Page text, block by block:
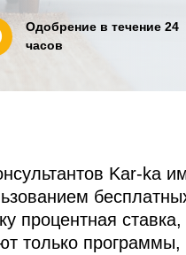
Одобрение в течение 24
часов
Kar-ka
процентная
только